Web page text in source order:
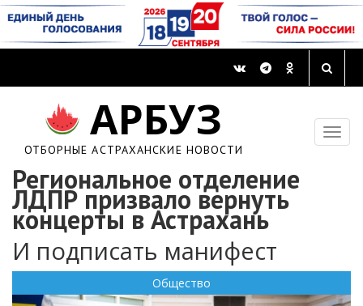
АРБУЗ
ОТБОРНЫЕ АСТРАХАНСКИЕ НОВОСТИ
Региональное отделение
ЛДПР призвало вернуть
концерты в Астрахань
И подписать манифест
Общество